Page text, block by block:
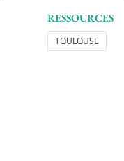
RESSOURCES
TOULOUSE